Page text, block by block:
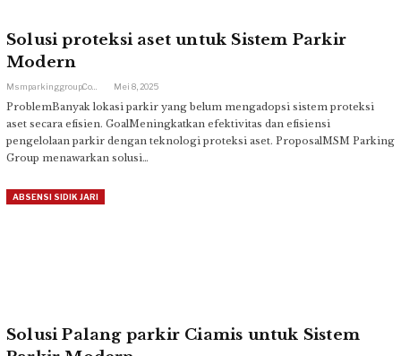
Solusi proteksi aset untuk Sistem Parkir
Modern
Mei 8, 2025
ProblemBanyak lokasi parkir yang belum mengadopsi sistem proteksi
aset secara efisien. GoalMeningkatkan efektivitas dan efisiensi
pengelolaan parkir dengan teknologi proteksi aset. ProposalMSM Parking
Group menawarkan solusi…
ABSENSI SIDIK JARI
Solusi Palang parkir Ciamis untuk Sistem